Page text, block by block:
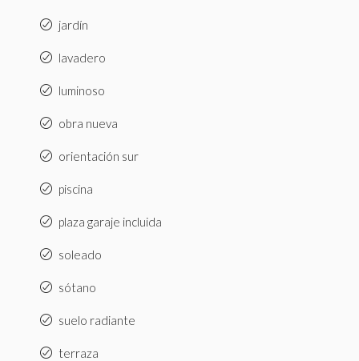
jardín
lavadero
luminoso
obra nueva
orientación sur
piscina
plaza garaje incluida
soleado
sótano
suelo radiante
terraza